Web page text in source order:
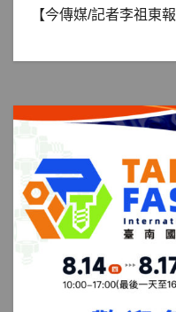
【今傳媒/記者李祖東